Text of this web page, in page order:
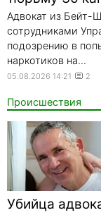
Адвокат из Бейт-
сотрудниками
подозрению в
наркотиков на...
05.08.2026 14:21 2
Происшествия
Убийца